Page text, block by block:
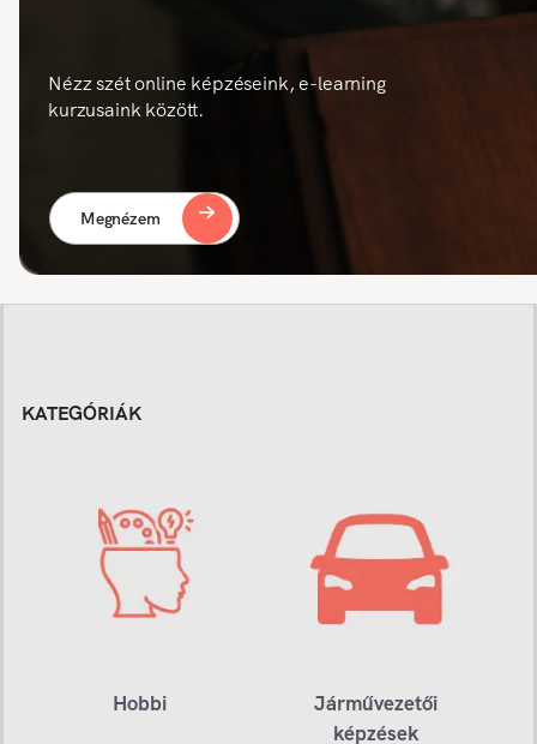
Nézz szét online képzéseink, e-learning
kurzusaink között.
Megnézem
KATEGÓRIÁK
Hobbi
Járművezetői
képzések